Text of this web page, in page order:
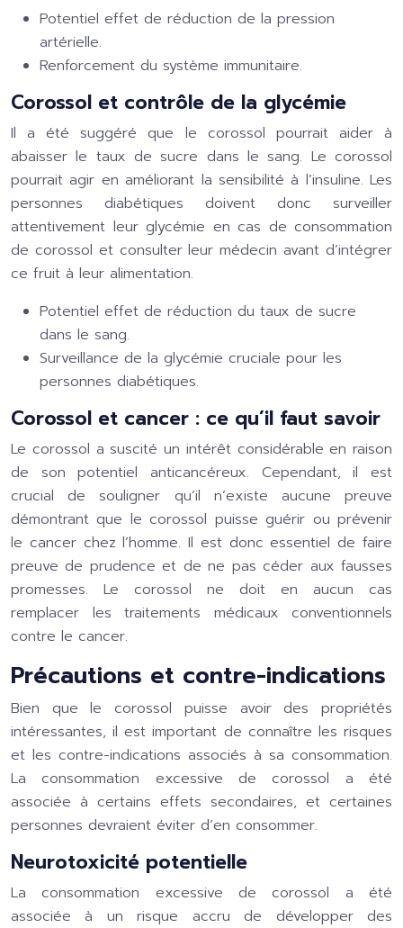
Potentiel effet de réduction de la pression
artérielle.
Renforcement du système immunitaire.
Corossol et contrôle de la glycémie
Il a été suggéré que le corossol pourrait aider à
abaisser le taux de sucre dans le sang. Le corossol
pourrait agir en améliorant la sensibilité à l’insuline. Les
personnes diabétiques doivent donc surveiller
attentivement leur glycémie en cas de consommation
de corossol et consulter leur médecin avant d’intégrer
ce fruit à leur alimentation.
Potentiel effet de réduction du taux de sucre
dans le sang.
Surveillance de la glycémie cruciale pour les
personnes diabétiques.
Corossol et cancer : ce qu’il faut savoir
Le corossol a suscité un intérêt considérable en raison
de son potentiel anticancéreux. Cependant, il est
crucial de souligner qu’il n’existe aucune preuve
démontrant que le corossol puisse guérir ou prévenir
le cancer chez l’homme. Il est donc essentiel de faire
preuve de prudence et de ne pas céder aux fausses
promesses. Le corossol ne doit en aucun cas
remplacer les traitements médicaux conventionnels
contre le cancer.
Précautions et contre-indications
Bien que le corossol puisse avoir des propriétés
intéressantes, il est important de connaître les risques
et les contre-indications associés à sa consommation.
La consommation excessive de corossol a été
associée à certains effets secondaires, et certaines
personnes devraient éviter d’en consommer.
Neurotoxicité potentielle
La consommation excessive de corossol a été
associée à un risque accru de développer des